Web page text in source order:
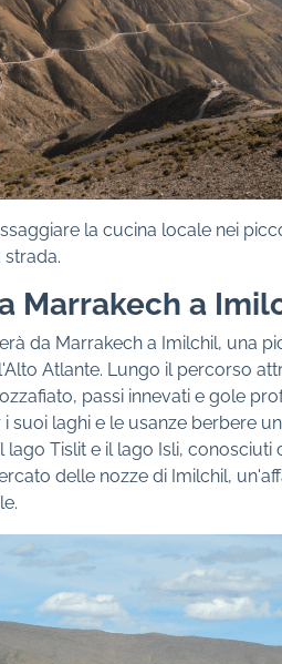
la cucina locale nei
Marrakech a
da Marrakech a Imilchil, una
Atlante. Lungo il percorso
passi innevati e gole
suoi laghi e le usanze berbere
lago Tislit e il lago Isli, conosciuti
delle nozze di Imilchil,